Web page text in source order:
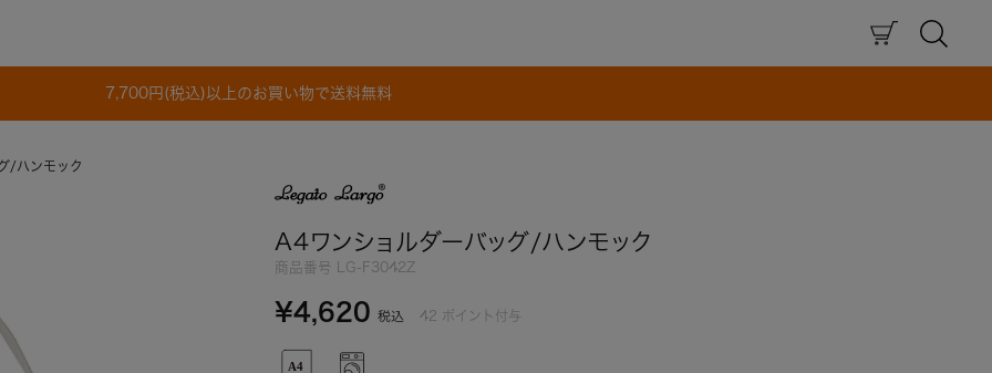
7,700円(税込)以上のお買い物で送料無料
/ハンモック
A4ワンショルダーバッグ/ハンモック
商品番号 LG-F3042Z
¥4,620 税込 42 ポイント付与
×